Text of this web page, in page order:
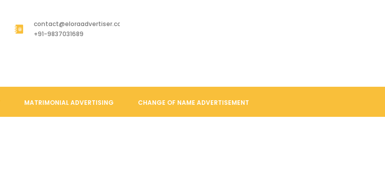
contact@eloraadvertiser.com
+91-9837031689
MATRIMONIAL ADVERTISING CHANGE OF NAME ADVERTISEMENT